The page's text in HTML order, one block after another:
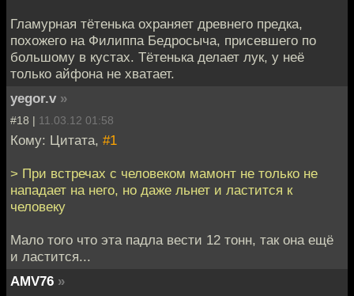
Гламурная тётенька охраняет древнего предка,
похожего на Филиппа Бедросыча, присевшего по
большому в кустах. Тётенька делает лук, у неё
только айфона не хватает.
yegor.v »
#18 | 11.03.12 01:58
Кому: Цитата, #1
> При встречах с человеком мамонт не только не
нападает на него, но даже льнет и ластится к
человеку
Мало того что эта падла вести 12 тонн, так она ещё
и ластится...
AMV76 »